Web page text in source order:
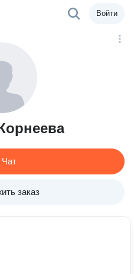
Войти
Чат
заказ